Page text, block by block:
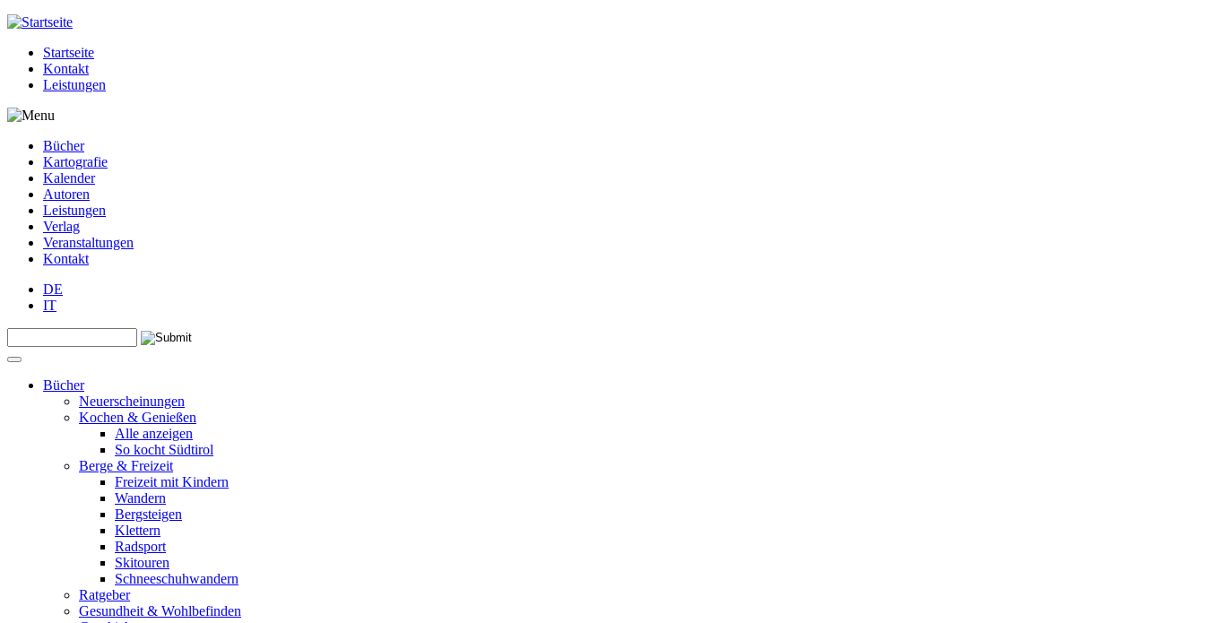
Jump to navigation
Startseite
Kontakt
Leistungen
Bücher
Kartografie
Kalender
Autoren
Leistungen
Verlag
Veranstaltungen
Kontakt
DE
IT
Suchformular
Bücher
Neuerscheinungen
Kochen & Genießen
Alle anzeigen
So kocht Südtirol
Berge & Freizeit
Freizeit mit Kindern
Wandern
Bergsteigen
Klettern
Radsport
Skitouren
Schneeschuhwandern
Ratgeber
Gesundheit & Wohlbefinden